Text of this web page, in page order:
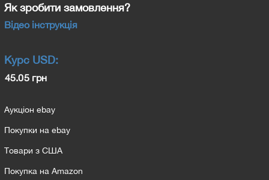
Як зробити замовлення?
Відео інструкція
Курс USD:
45.05 грн
Аукціон ebay
Покупки на ebay
Товари з США
Покупка на Amazon